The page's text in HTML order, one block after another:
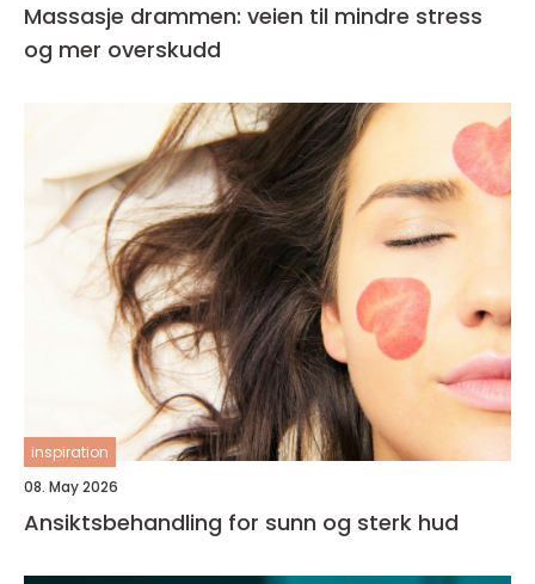
Massasje drammen: veien til mindre stress
og mer overskudd
inspiration
08. May 2026
Ansiktsbehandling for sunn og sterk hud